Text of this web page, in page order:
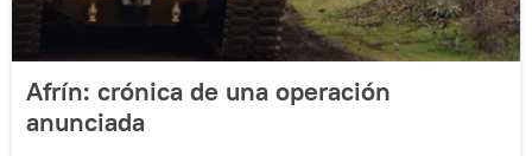
Afrín: crónica de una operación
anunciada